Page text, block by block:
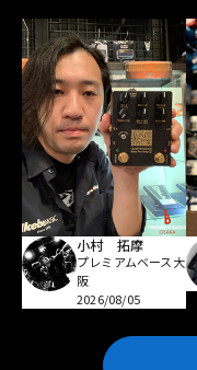
小村 拓摩
プレミアムベース大
阪
2026/08/05